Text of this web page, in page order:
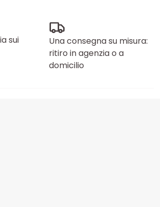
sui
Una consegna su misura:
ritiro in agenzia o a
domicilio